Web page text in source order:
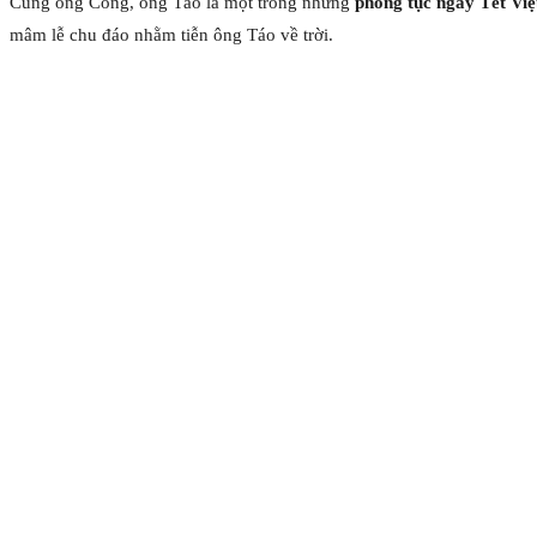
mâm lễ chu đáo nhằm tiễn ông Táo về trời.